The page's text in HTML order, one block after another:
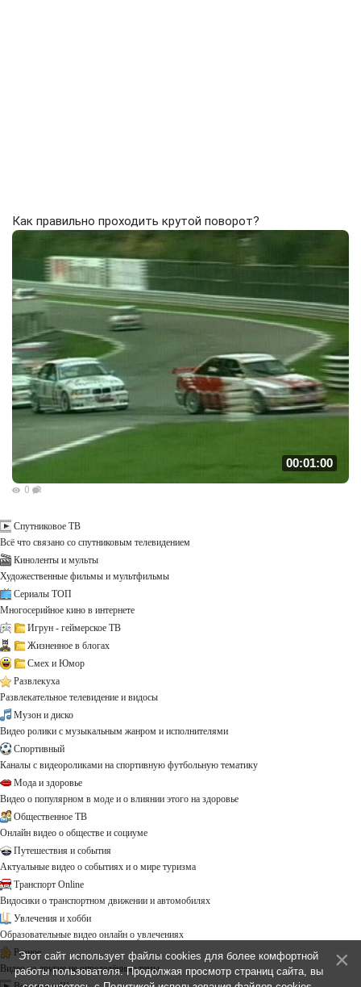
Как правильно проходить крутой поворот?
00:01:00
0
Спутниковое ТВ
Всё что связано со спутниковым телевидением
Киноленты и мульты
Художественные фильмы и мультфильмы
Сериалы ТОП
Многосерийное кино в интернете
Игрун - геймерское ТВ
Жизненное в блогах
Смех и Юмор
Развлекуха
Развлекательное телевидение и видосы
Музон и диско
Видео ролики с музыкальным жанром и исполнителями
Спортивный
Каналы с видеороликами на спортивную футбольную тематику
Мода и здоровье
Видео о популярном в моде и о влиянии этого на здоровье
Общественное ТВ
Онлайн видео о обществе и социуме
Путешествия и события
Актуальные видео о событиях и о мире туризма
Транспорт Online
Видосики о транспортном движении и автомобилях
Увлечения и хобби
Образовательные видео онлайн о увлечениях
Разное
Видео на другие не определённые темы ...
Этот сайт использует файлы cookies для более комфортной
работы пользователя. Продолжая просмотр страниц сайта, вы